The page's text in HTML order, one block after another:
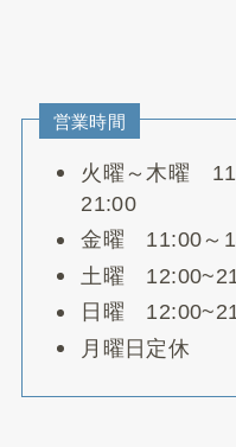
営業時間
火曜～木曜
21:00
金曜 11:00～
土曜
日曜
月曜日定休